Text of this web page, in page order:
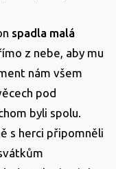
spadla malá
z nebe, aby mu
nám všem
pod
byli spolu.
s herci připomněli